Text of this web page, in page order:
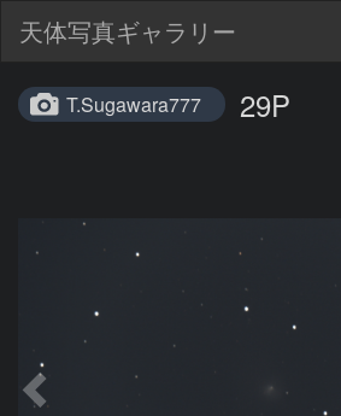
天体写真ギャラリー
T.Sugawara777 29P